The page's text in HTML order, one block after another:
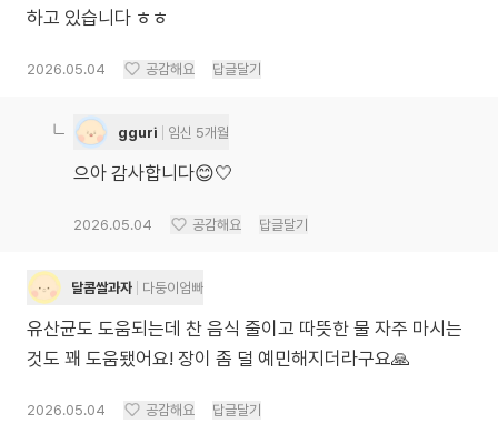
하고 있습니다 ㅎㅎ
2026.05.04 공감해요 답글달기
gguri 임신 5개월
으아 감사합니다😊🤍
2026.05.04 공감해요 답글달기
달콤쌀과자 다둥이엄빠
유산균도 도움되는데 찬 음식 줄이고 따뜻한 물 자주 마시는
것도 꽤 도움됐어요! 장이 좀 덜 예민해지더라구요🙏
2026.05.04 공감해요 답글달기